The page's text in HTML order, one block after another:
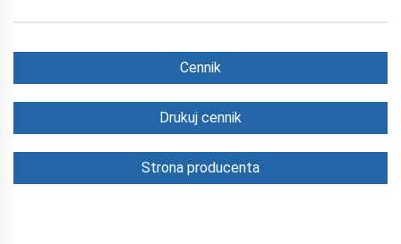
Cennik
Drukuj cennik
Strona producenta